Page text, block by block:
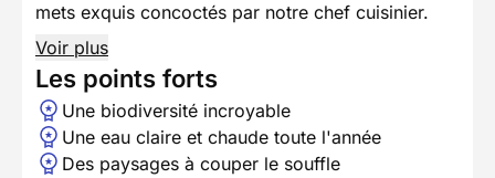
mets exquis concoctés par notre chef cuisinier.
Voir plus
Les points forts
Une biodiversité incroyable
Une eau claire et chaude toute l'année
Des paysages à couper le souffle